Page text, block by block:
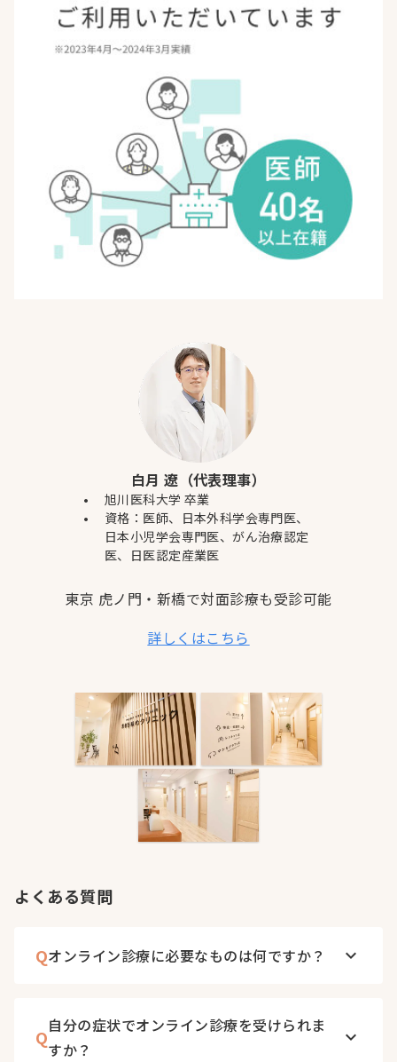
白月 遼（代表理事）
旭川医科大学 卒業
資格：医師、日本外科学会専門医、
日本小児学会専門医、がん治療認定
医、日医認定産業医
東京 虎ノ門・新橋で対面診療も受診可能
詳しくはこちら
よくある質問
Qオンライン診療に必要なものは何ですか？ keyboard_arrow_down
Q
自分の症状でオンライン診療を受けられま
すか？
keyboard_arrow_down